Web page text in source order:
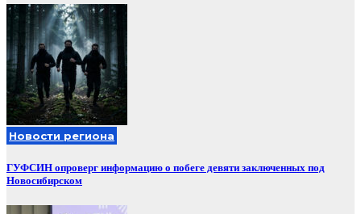
Новости региона
ГУФСИН опроверг информацию о побеге девяти заключенных под
Новосибирском